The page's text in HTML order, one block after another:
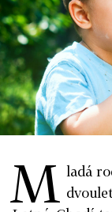
M ladá